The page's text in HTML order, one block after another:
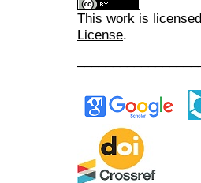
This work is
License.